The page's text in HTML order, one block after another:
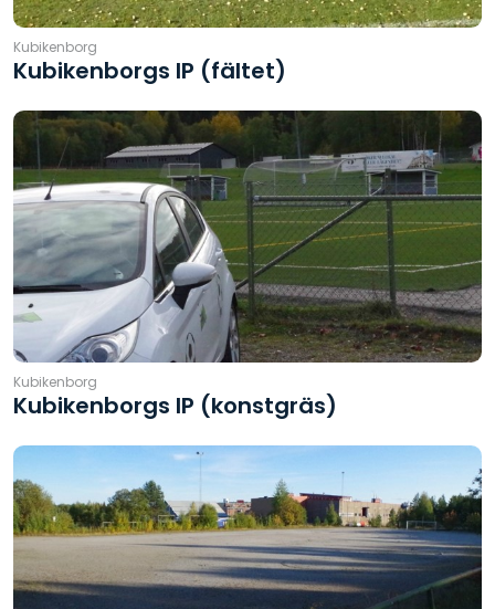
Kubikenborg
Kubikenborgs IP (fältet)
Kubikenborg
Kubikenborgs IP (konstgräs)